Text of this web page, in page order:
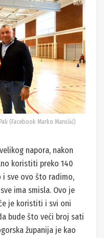
(Facebook Marko Marušić)
napora, nakon
koristiti preko 140
i sve ovo što radimo,
ima smisla. Ovo je
je koristiti i svi oni
bude što veći broj sati
županija je kao